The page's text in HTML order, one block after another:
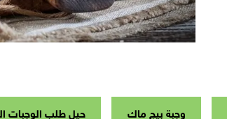
وجبة بيج ماك حيل طلب الوجبات